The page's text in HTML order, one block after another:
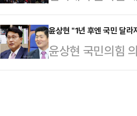
지게 될 것"…
거의 없다고 보면
책임자를 선출해
온 만큼 신변을 정
르면 조 대표 …
남대 철학과 교수
집회에 많이 나온
데이에 따르면 박
들에게 알려주고
윤상현 "1년 후엔 국민 달
윤상현 국민의힘
화를 우려하는 김